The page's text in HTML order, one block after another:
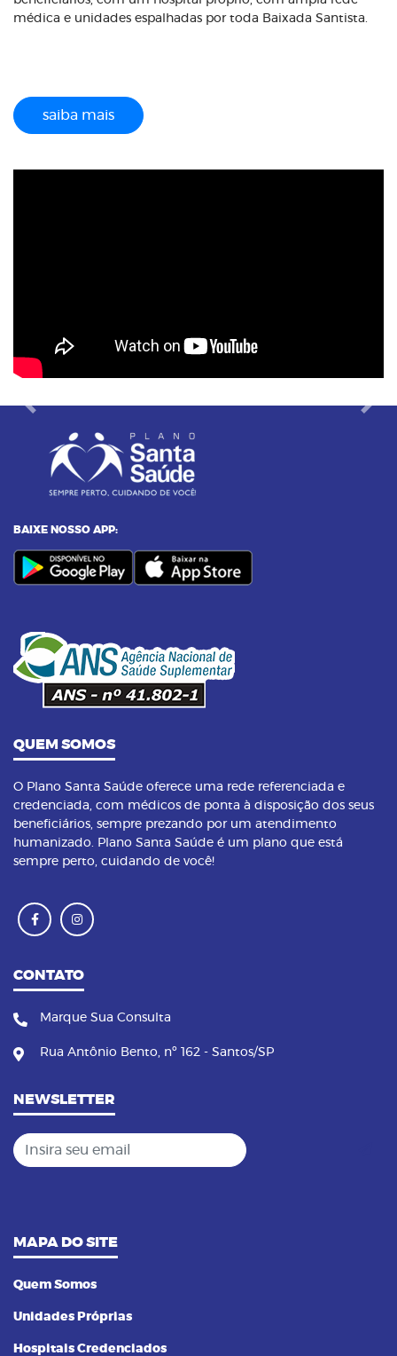
médica e unidades espalhadas por toda Baixada Santista.
saiba mais
Previous Next
BAIXE NOSSO APP:
QUEM SOMOS
O Plano Santa Saúde oferece uma rede referenciada e
credenciada, com médicos de ponta à disposição dos seus
beneficiários, sempre prezando por um atendimento
humanizado. Plano Santa Saúde é um plano que está
sempre perto, cuidando de você!
CONTATO
Marque Sua Consulta
Rua Antônio Bento, nº 162 - Santos/SP
NEWSLETTER
Insira seu email
MAPA DO SITE
Quem Somos
Unidades Próprias
Hospitais Credenciados